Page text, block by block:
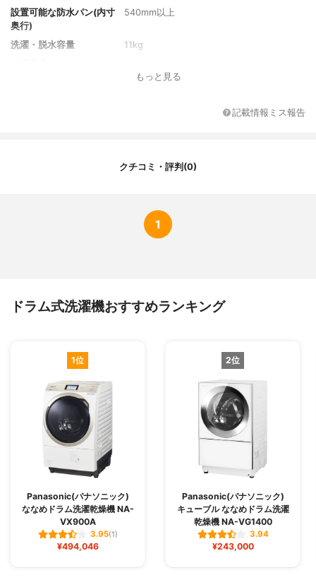
設置可能な防水パン(内寸
奥行)
540mm以上
洗濯・脱水容量
11kg
約79kg
約32dB
カラーバリエーション
-
ス、給水栓継手、カバー、ネジ、キャッ
もっと見る
記載情報ミス報告
クチコミ・評判(0)
1
ドラム式洗濯機おすすめランキング
1位
Panasonic(パナソニック)
ななめドラム洗濯乾燥機 NA-
VX900A
3.95(1)
¥494,046
2位
Panasonic(パナソニック)
キューブル ななめドラム洗濯
乾燥機 NA-VG1400
3.94
¥243,000